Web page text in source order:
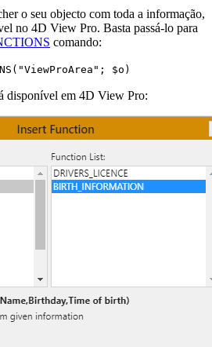
o seu objecto com toda a informação,
no 4D View Pro. Basta passá-lo para
comando:
("ViewProArea"; $o )
disponível em 4D View Pro: